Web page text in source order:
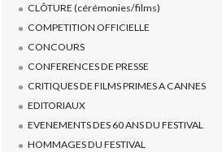
CLÔTURE (cérémonies/films)
COMPETITION OFFICIELLE
CONCOURS
CONFERENCES DE PRESSE
CRITIQUES DE FILMS PRIMES A CANNES
EDITORIAUX
EVENEMENTS DES 60 ANS DU FESTIVAL
HOMMAGES DU FESTIVAL